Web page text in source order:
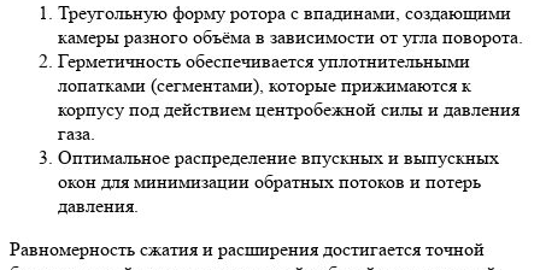
Треугольную форму ротора с впадинами, создающими
камеры разного объёма в зависимости от угла поворота.
Герметичность обеспечивается уплотнительными
лопатками (сегментами), которые прижимаются к
корпусу под действием центробежной силы и давления
газа.
Оптимальное распределение впускных и выпускных
окон для минимизации обратных потоков и потерь
давления.
Равномерность сжатия и расширения достигается точной